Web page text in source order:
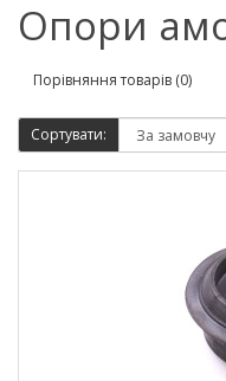
Опори
Порівняння товарів (0)
Сортувати: